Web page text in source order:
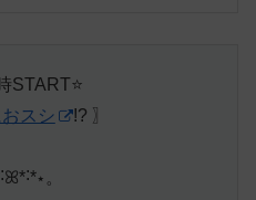
START⭐️
スシ !? 〗
。